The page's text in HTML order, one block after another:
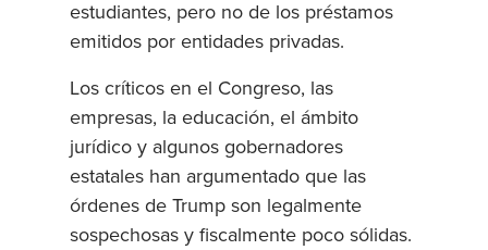
estudiantes, pero no de los préstamos
emitidos por entidades privadas.
Los críticos en el Congreso, las
empresas, la educación, el ámbito
jurídico y algunos gobernadores
estatales han argumentado que las
órdenes de Trump son legalmente
sospechosas y fiscalmente poco sólidas.